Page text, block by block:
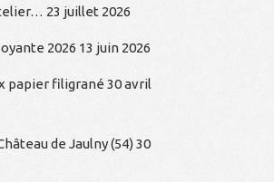
23 juillet 2026
2026 13 juin 2026
papier filigrané 30 avril
de Jaulny (54)30